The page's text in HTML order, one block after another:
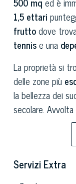
1,5 ettari
fruttodove
tennise una
La proprietà si
delle zone più
la bellezza dei
secolare.
Settignano ha
ispirazione per
Boccaccio e
statua nel centro
la culla di numerosi
Servizi Extra